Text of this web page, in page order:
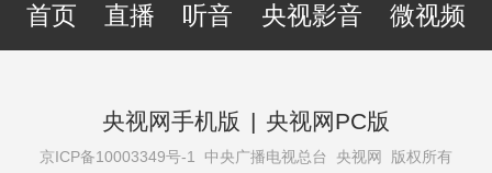
首页 直播 听音 央视影音 微视频
央视网手机版 | 央视网PC版
京ICP备10003349号-1 中央广播电视总台 央视网 版权所有